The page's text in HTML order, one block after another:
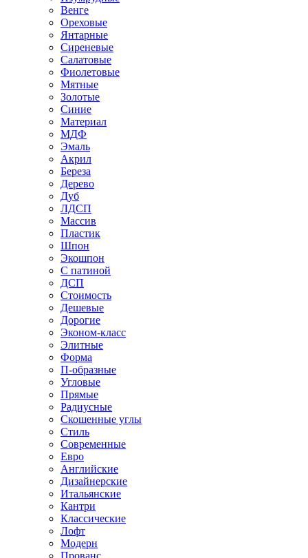
Венге
Ореховые
Янтарные
Сиреневые
Салатовые
Фиолетовые
Мятные
Золотые
Синие
Материал
МДФ
Эмаль
Акрил
Береза
Дерево
Дуб
ЛДСП
Массив
Пластик
Шпон
Экошпон
С патиной
ДСП
Стоимость
Дешевые
Дорогие
Эконом-класс
Элитные
Форма
П-образные
Угловые
Прямые
Радиусные
Скошенные углы
Стиль
Современные
Евро
Английские
Дизайнерские
Итальянские
Кантри
Классические
Лофт
Модерн
Прованс